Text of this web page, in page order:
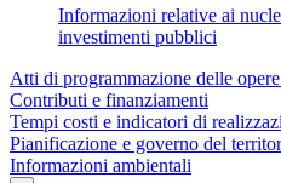
Informazioni relative ai
investimenti pubblici
Atti di programmazione delle
Contributi e finanziamenti
Tempi costi e indicatori di
Pianificazione e governo del
Informazioni ambientali